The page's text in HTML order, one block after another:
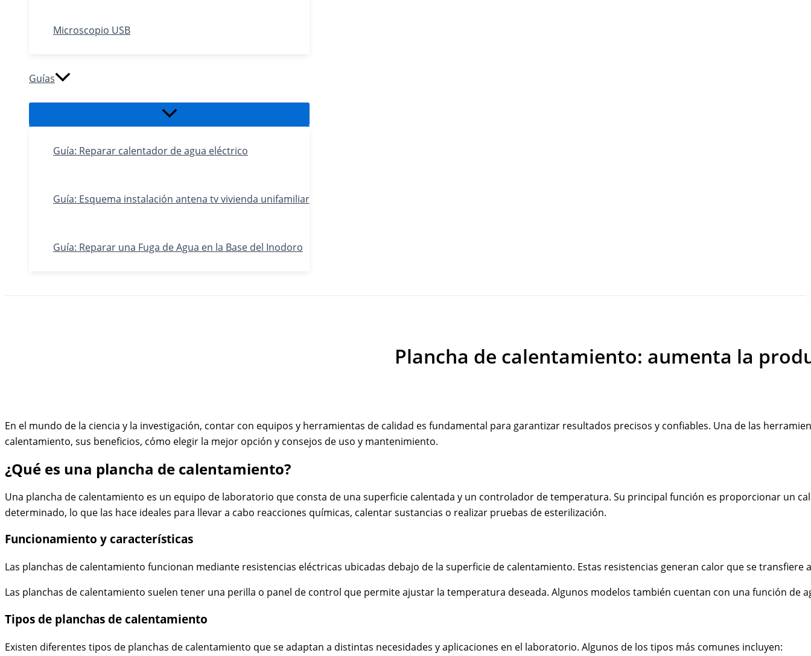
Microscopio USB
Guías
Alternar
Guía: Reparar calentador de agua eléctrico
Guía: Esquema instalación antena tv vivienda unifamiliar
Guía: Reparar una Fuga de Agua en la Base del Inodoro
Plancha de calentamiento: aumenta la
En el mundo de la ciencia y la investigación, contar con equipos y herramientas de calidad es fundamental para garantizar resultados precisos y confiables. Una de las
calentamiento, sus beneficios, cómo elegir la mejor opción y consejos de uso y mantenimiento.
¿Qué es una plancha de calentamiento?
Una plancha de calentamiento es un equipo de laboratorio que consta de una superficie calentada y un controlador de temperatura. Su principal función es proporcionar
determinado, lo que las hace ideales para llevar a cabo reacciones químicas, calentar sustancias o realizar pruebas de esterilización.
Funcionamiento y características
Las planchas de calentamiento funcionan mediante resistencias eléctricas ubicadas debajo de la superficie de calentamiento. Estas resistencias generan calor que se transfiere
Las planchas de calentamiento suelen tener una perilla o panel de control que permite ajustar la temperatura deseada. Algunos modelos también cuentan con una función de
Tipos de planchas de calentamiento
Existen diferentes tipos de planchas de calentamiento que se adaptan a distintas necesidades y aplicaciones en el laboratorio. Algunos de los tipos más comunes incluyen: